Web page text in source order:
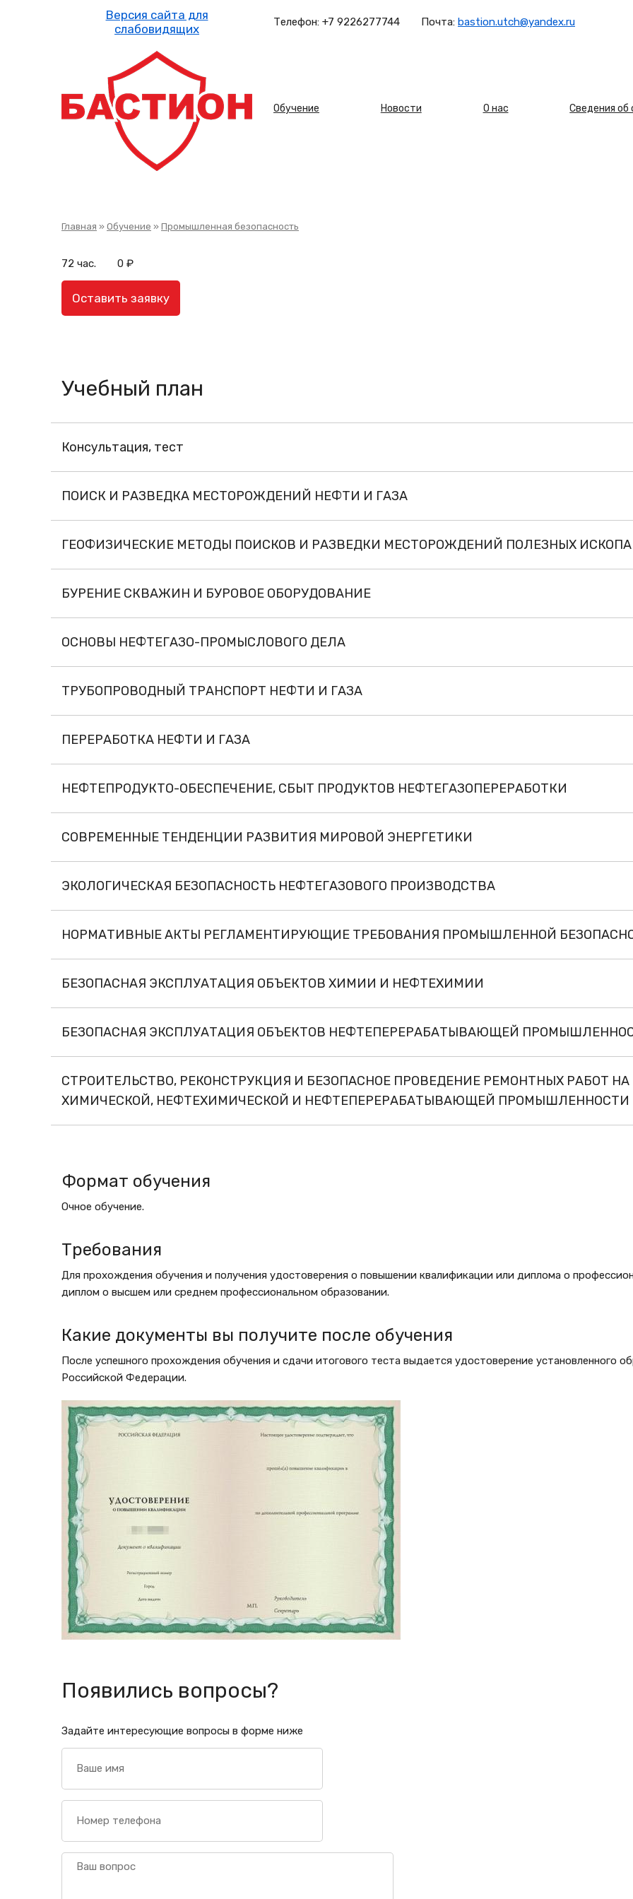
Телефон: +7 9226277744 Почта: bastion.utch@yandex.ru
Основная
Обучение Новости О нас Сведения об
Строка
навигации
Главная Обучение Промышленная безопасность
72 час. 0 ₽
Учебный план
Консультация, тест
ПОИСК И РАЗВЕДКА МЕСТОРОЖДЕНИЙ НЕФТИ И ГАЗА
ГЕОФИЗИЧЕСКИЕ МЕТОДЫ ПОИСКОВ И РАЗВЕДКИ МЕСТОРОЖДЕНИЙ ПОЛЕЗНЫХ
БУРЕНИЕ СКВАЖИН И БУРОВОЕ ОБОРУДОВАНИЕ
ОСНОВЫ НЕФТЕГАЗО-ПРОМЫСЛОВОГО ДЕЛА
ТРУБОПРОВОДНЫЙ ТРАНСПОРТ НЕФТИ И ГАЗА
ПЕРЕРАБОТКА НЕФТИ И ГАЗА
НЕФТЕПРОДУКТО-ОБЕСПЕЧЕНИЕ, СБЫТ ПРОДУКТОВ НЕФТЕГАЗОПЕРЕРАБОТКИ
СОВРЕМЕННЫЕ ТЕНДЕНЦИИ РАЗВИТИЯ МИРОВОЙ ЭНЕРГЕТИКИ
ЭКОЛОГИЧЕСКАЯ БЕЗОПАСНОСТЬ НЕФТЕГАЗОВОГО ПРОИЗВОДСТВА
НОРМАТИВНЫЕ АКТЫ РЕГЛАМЕНТИРУЮЩИЕ ТРЕБОВАНИЯ ПРОМЫШЛЕННОЙ
БЕЗОПАСНАЯ ЭКСПЛУАТАЦИЯ ОБЪЕКТОВ ХИМИИ И НЕФТЕХИМИИ
БЕЗОПАСНАЯ ЭКСПЛУАТАЦИЯ ОБЪЕКТОВ НЕФТЕПЕРЕРАБАТЫВАЮЩЕЙ
СТРОИТЕЛЬСТВО, РЕКОНСТРУКЦИЯ И БЕЗОПАСНОЕ ПРОВЕДЕНИЕ РЕМОНТНЫХ РАБОТ НА
ХИМИЧЕСКОЙ, НЕФТЕХИМИЧЕСКОЙ И НЕФТЕПЕРЕРАБАТЫВАЮЩЕЙ ПРОМЫШЛЕННОСТИ
Формат обучения
Очное обучение.
Требования
Для прохождения обучения и получения удостоверения о повышении квалификации или диплома о
диплом о высшем или среднем профессиональном образовании.
Какие документы вы получите после обучения
После успешного прохождения обучения и сдачи итогового теста выдается удостоверение установленного
Российской Федерации.
Изображение
Появились вопросы?
Задайте интересующие вопросы в форме ниже
Ваше
имя
Номер
телефона
Ваш
вопрос